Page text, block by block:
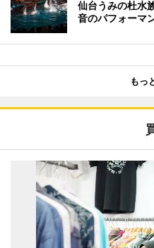
仙台うみの杜水
音のパフォーマ
もっ